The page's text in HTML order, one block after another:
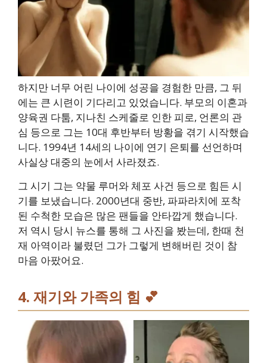
하지만 너무 어린 나이에 성공을 경험한 만큼, 그 뒤
에는 큰 시련이 기다리고 있었습니다. 부모의 이혼과
양육권 다툼, 지나친 스케줄로 인한 피로, 언론의 관
심 등으로 그는 10대 후반부터 방황을 겪기 시작했습
니다. 1994년 14세의 나이에 연기 은퇴를 선언하며
사실상 대중의 눈에서 사라졌죠.
그 시기 그는 약물 루머와 체포 사건 등으로 힘든 시
기를 보냈습니다. 2000년대 중반, 파파라치에 포착
된 수척한 모습은 많은 팬들을 안타깝게 했습니다.
저 역시 당시 뉴스를 통해 그 사진을 봤는데, 한때 천
재 아역이라 불렸던 그가 그렇게 변해버린 것이 참
마음 아팠어요.
4. 재기와 가족의 힘 💕